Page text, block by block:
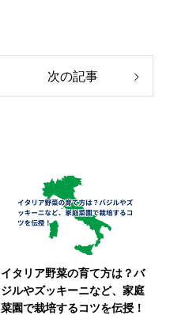
次の記事
イタリア野菜の育て方は？バ
ジルやズッキーニなど、家庭
菜園で栽培するコツを伝授！